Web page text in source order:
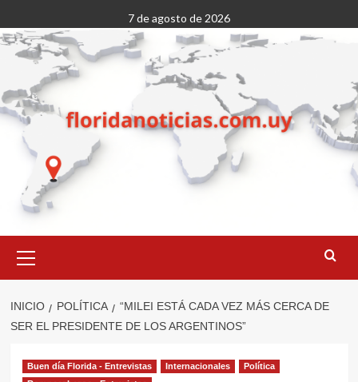
al
contenido
7 de agosto de 2026
primario
INICIO POLÍTICA
“MILEI ESTÁ CADA VEZ MÁS CERCA DE
SER EL PRESIDENTE DE LOS ARGENTINOS”
Buen día Florida - Entrevistas Internacionales
Política